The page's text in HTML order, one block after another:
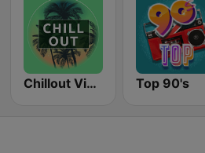
Chillout Vibes Top 90's